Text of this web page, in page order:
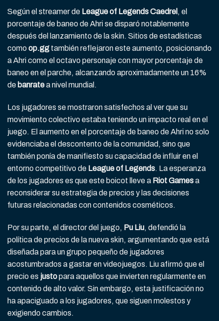
Según el streamer de League of LegendsCaedrel , el
porcentaje de baneo de Ahri se disparó notablemente
después del lanzamiento de la skin. Sitios de estadísticas
comoop.gg también reflejaron este aumento, posicionando
a Ahri como el octavo personaje con mayor porcentaje de
baneo en el parche, alcanzando aproximadamente un 16%
de banratea nivel mundial.
Los jugadores se mostraron satisfechos al ver que su
movimiento colectivo estaba teniendo un impacto real en el
juego. El aumento en el porcentaje de baneo de Ahri no solo
evidenciaba el descontento de la comunidad, sino que
también ponía de manifiesto su capacidad de influir en el
entorno competitivo de League of Legends. La esperanza
de los jugadores es que este boicot lleve a Riot Gamesa
reconsiderar su estrategia de precios y las decisiones
futuras relacionadas con contenidos cosméticos.
Por su parte, el director del juego, Pu Liu, defendió la
política de precios de la nueva skin, argumentando que está
diseñada para un grupo pequeño de jugadores
acostumbrados a gastar en videojuegos. Liu afirmó que el
precio es justopara aquellos que invierten regularmente en
contenido de alto valor. Sin embargo, esta justificación no
ha apaciguado a los jugadores, que siguen molestos y
exigiendo cambios.